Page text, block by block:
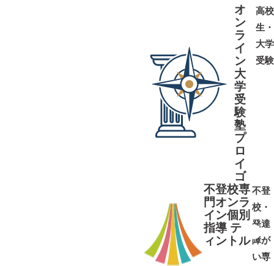
オ
ン
ラ
イ
ン
大
学
受
験
塾
プ
ロ
イ
ゴ
高校
生・
大学
受験
不登校専
門オンラ
イン個別
指導 テ
ィントル
不登
校・
発達
障が
い専
➜➜